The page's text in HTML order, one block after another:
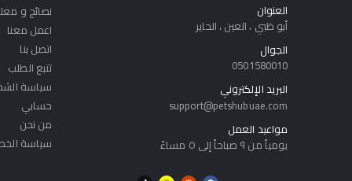
العنوان
أبو ظبي ، العين ، الحاير
الجوال
0501580010
البريد الإلكتروني
support@petshubuae.com
مواعيد العمل
يومياً من ٩ صباحاً إلى ٥ مساءً
نصائح و
اعمل معنا
اتصل بنا
تتبع الطلب
سياسة
حسابي
من نحن
سياسة